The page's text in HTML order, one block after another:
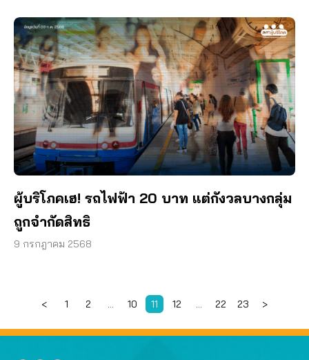
ผู้บริโภคเฮ! รถไฟฟ้า 20 บาท แต่กังวลบางกลุ่ม
ถูกจำกัดสิทธิ
9 กรกฎาคม 2568
< 1 2 … 10 11 12 … 22 23 >